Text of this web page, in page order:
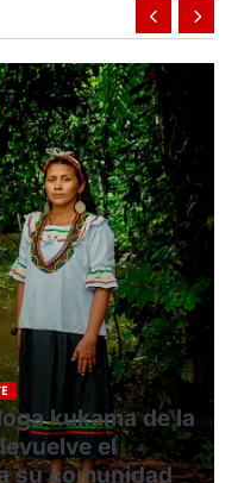
la biodiversidad